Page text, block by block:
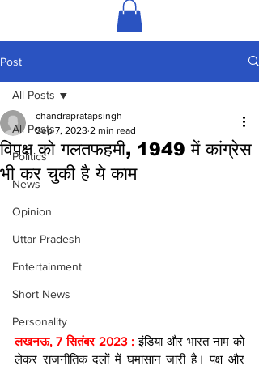
Post
All Posts
Politics
News
Opinion
Uttar Pradesh
Entertainment
Short News
Personality
All Posts
विपक्ष को गलतफहमी, 1949 में कांग्रेस
भी कर चुकी है ये काम
chandrapratapsingh
Sep 7, 2023 2 min read
लखनऊ, 7 सितंबर 2023 : इंडिया और भारत नाम को
लेकर राजनीतिक दलों में घमासान जारी है। पक्ष और